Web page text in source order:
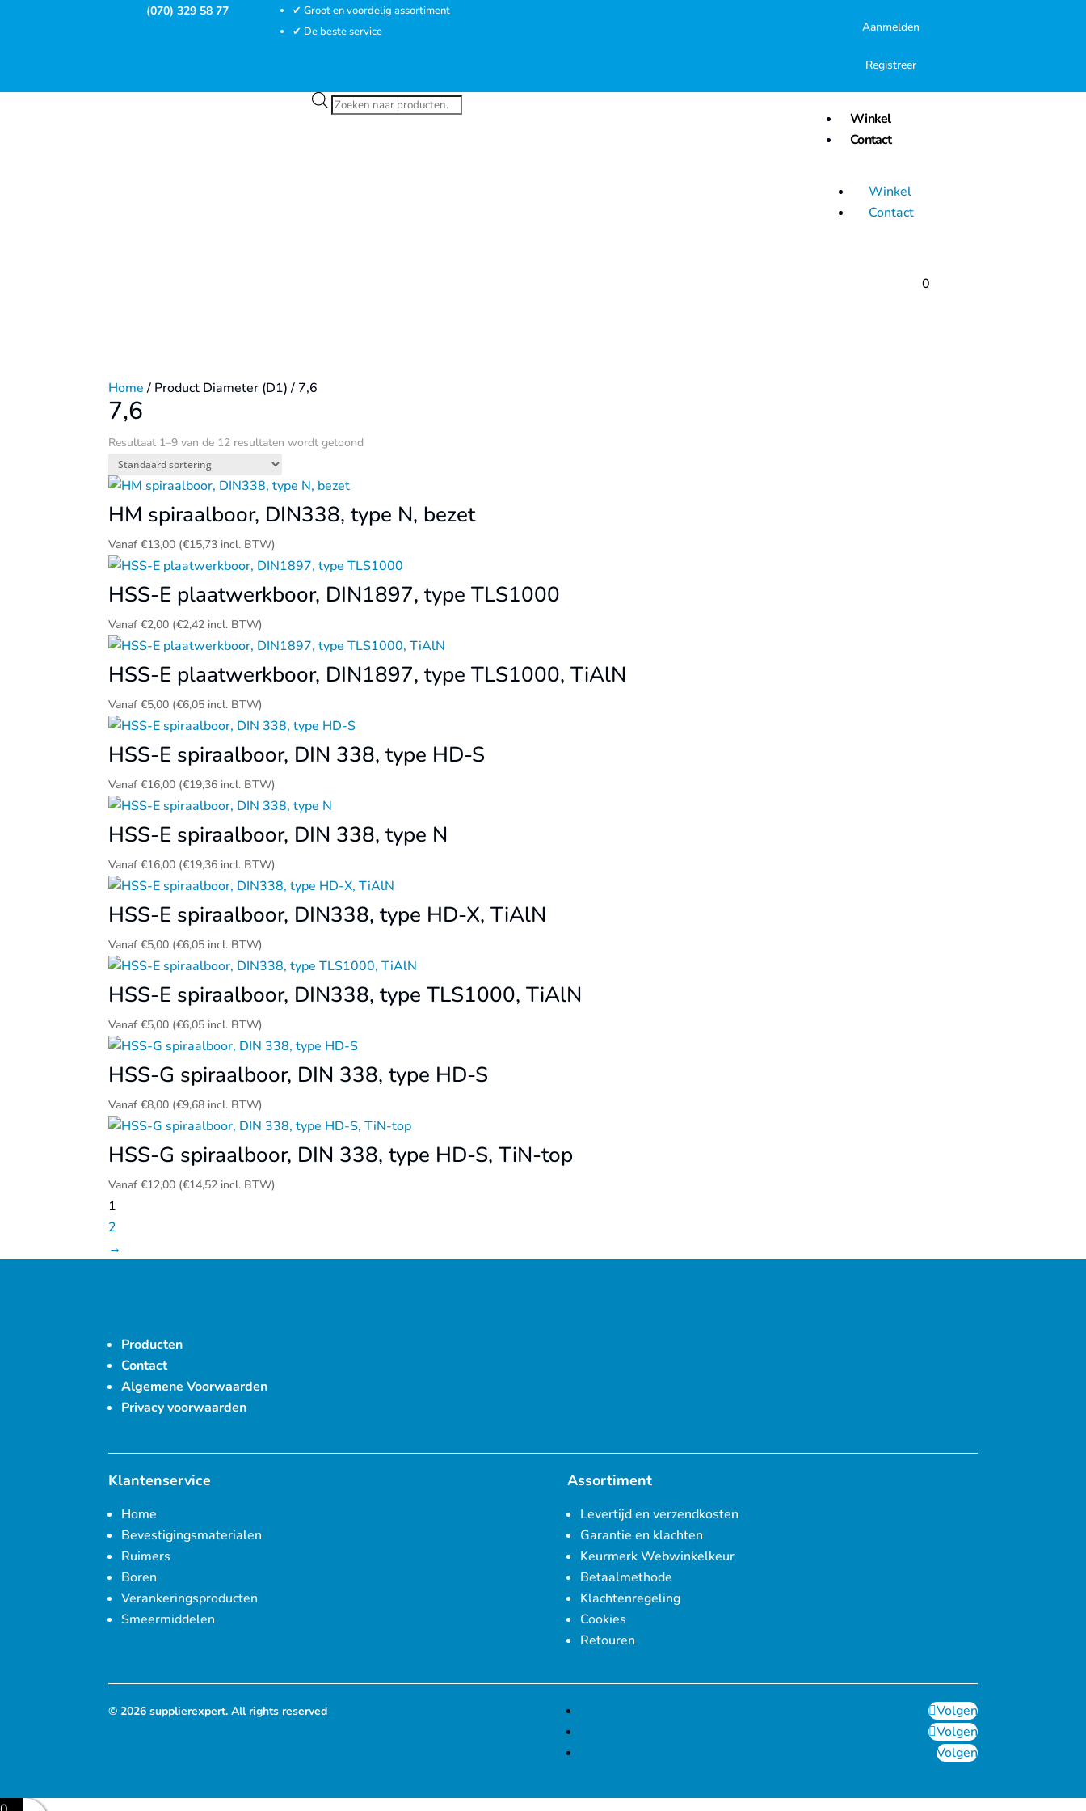
(070) 329 58 77
✔ Groot en voordelig assortiment
✔ De beste service
Aanmelden
Registreer
Producten
Winkel
Contact
Winkel
Contact
0
Home/ Product Diameter (D1) / 7,6
7,6
Resultaat 1–9 van de 12 resultaten wordt getoond
HM spiraalboor, DIN338, type N, bezet
Vanaf €13,00 (€15,73 incl. BTW)
HSS-E plaatwerkboor, DIN1897, type TLS1000
Vanaf €2,00 (€2,42 incl. BTW)
HSS-E plaatwerkboor, DIN1897, type TLS1000, TiAlN
Vanaf €5,00 (€6,05 incl. BTW)
HSS-E spiraalboor, DIN 338, type HD-S
Vanaf €16,00 (€19,36 incl. BTW)
HSS-E spiraalboor, DIN 338, type N
Vanaf €16,00 (€19,36 incl. BTW)
HSS-E spiraalboor, DIN338, type HD-X, TiAlN
Vanaf €5,00 (€6,05 incl. BTW)
HSS-E spiraalboor, DIN338, type TLS1000, TiAlN
Vanaf €5,00 (€6,05 incl. BTW)
HSS-G spiraalboor, DIN 338, type HD-S
Vanaf €8,00 (€9,68 incl. BTW)
HSS-G spiraalboor, DIN 338, type HD-S, TiN-top
Vanaf €12,00 (€14,52 incl. BTW)
1
2
→
Producten
Contact
Algemene Voorwaarden
Privacy voorwaarden
Klantenservice
Home
Bevestigingsmaterialen
Ruimers
Boren
Verankeringsproducten
Smeermiddelen
Assortiment
Levertijd en verzendkosten
Garantie en klachten
Keurmerk Webwinkelkeur
Betaalmethode
Klachtenregeling
Cookies
Retouren
© 2026 supplierexpert. All rights reserved
Volgen
Volgen
Volgen